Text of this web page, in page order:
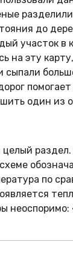
до
участок
на эту
сыпали
один из
по